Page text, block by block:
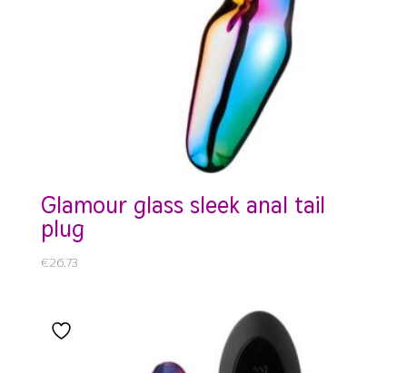
glamour glass sleek anal tail
plug
€26.73